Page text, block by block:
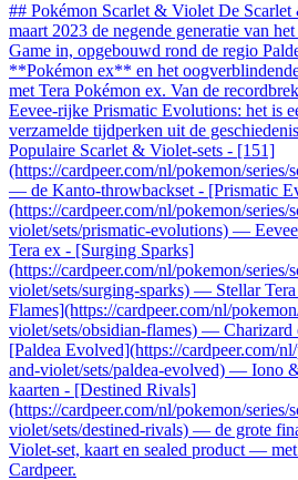
## Pokémon Scarlet & Violet De
maart 2023 de negende generatie van
Game in, opgebouwd rond de regio
**Pokémon ex** en het
met Tera Pokémon ex. Van de
Eevee-rijke Prismatic Evolutions: het is
verzamelde tijdperken uit de
Populaire Scarlet & Violet-sets - [151]
(https://cardpeer.com/nl/pokemon/series/
— de Kanto-throwbackset - [Prismatic
(https://cardpeer.com/nl/pokemon/series/
violet/sets/prismatic-evolutions) —
Tera ex - [Surging Sparks]
(https://cardpeer.com/nl/pokemon/series/
violet/sets/surging-sparks) — Stellar
Flames](https://cardpeer.com/nl/
violet/sets/obsidian-flames) — Charizard
[Paldea Evolved](https://cardpeer.com/
and-violet/sets/paldea-evolved) — Iono
kaarten - [Destined Rivals]
(https://cardpeer.com/nl/pokemon/series/
violet/sets/destined-rivals) — de grote
Violet-set, kaart en sealed product —
Cardpeer.